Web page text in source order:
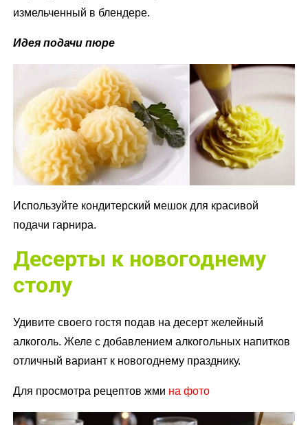
измельченный в блендере.
Идея подачи пюре
Используйте кондитерский мешок для красивой
подачи гарнира.
Десерты к новогоднему
столу
Удивите своего гостя подав на десерт желейный
алкоголь. Желе с добавлением алкогольных напитков
отличный вариант к новогоднему празднику.
Для просмотра рецептов жми на фото